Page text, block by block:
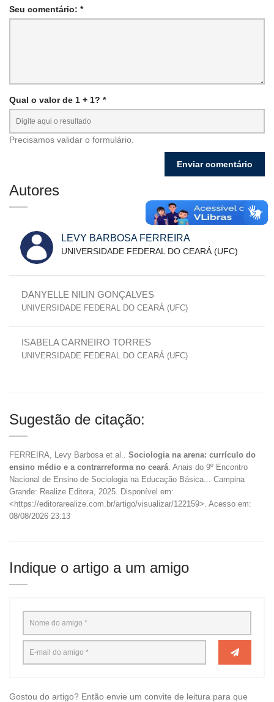
Seu comentário: *
Qual o valor de 1 + 1? *
Precisamos validar o formulário.
Autores
LEVY BARBOSA FERREIRA
UNIVERSIDADE FEDERAL DO CEARÁ (UFC)
DANYELLE NILIN GONÇALVES
UNIVERSIDADE FEDERAL DO CEARÁ (UFC)
ISABELA CARNEIRO TORRES
UNIVERSIDADE FEDERAL DO CEARÁ (UFC)
Sugestão de citação:
FERREIRA, Levy Barbosa et al.. Sociologia na arena: currículo do
ensino médio e a contrarreforma no ceará . Anais do 9º Encontro
Nacional de Ensino de Sociologia na Educação Básica... Campina
Grande: Realize Editora, 2025. Disponível em:
<https://editorarealize.com.br/artigo/visualizar/122159>. Acesso em:
08/08/2026 23:13
Indique o artigo a um amigo
Gostou do artigo? Então envie um convite de leitura para que